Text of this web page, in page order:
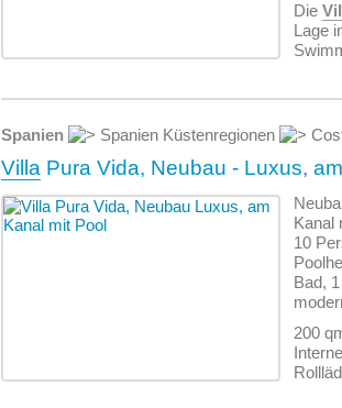
Die
Lage
Spanien Spanien Küstenregionen
Villa Pura Vida, Neubau - Luxus,
Kanal
10
Bad,
200